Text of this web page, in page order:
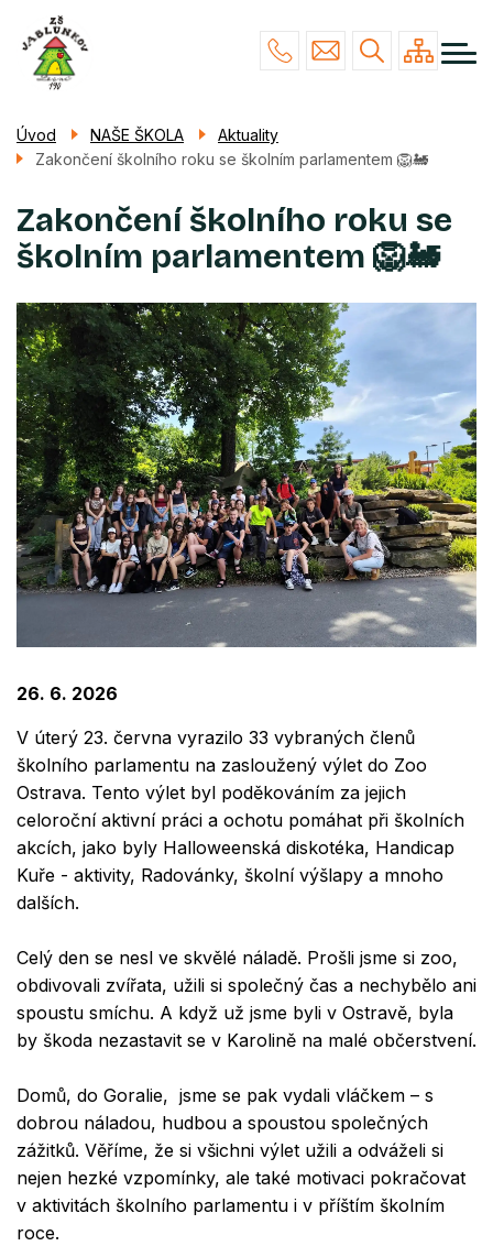
hlavnímu
obsahu
Menu
navigace
NAŠE ŠKOLA
STUDIUM
POVINNÉ INFO
KONTAKTY
Úvod NAŠE ŠKOLA
Aktuality
Zakončení školního roku se školním parlamentem 🦁🚂
Zakončení školního roku se
školním parlamentem 🦁🚂
26. 6. 2026
V úterý 23. června vyrazilo 33 vybraných členů
školního parlamentu na zasloužený výlet do Zoo
Ostrava. Tento výlet byl poděkováním za jejich
celoroční aktivní práci a ochotu pomáhat při školních
akcích, jako byly Halloweenská diskotéka, Handicap
Kuře - aktivity, Radovánky, školní výšlapy a mnoho
dalších.
Celý den se nesl ve skvělé náladě. Prošli jsme si zoo,
obdivovali zvířata, užili si společný čas a nechybělo ani
spoustu smíchu. A když už jsme byli v Ostravě, byla
by škoda nezastavit se v Karolině na malé občerstvení.
Domů, do Goralie, jsme se pak vydali vláčkem – s
dobrou náladou, hudbou a spoustou společných
zážitků. Věříme, že si všichni výlet užili a odváželi si
nejen hezké vzpomínky, ale také motivaci pokračovat
v aktivitách školního parlamentu i v příštím školním
roce.